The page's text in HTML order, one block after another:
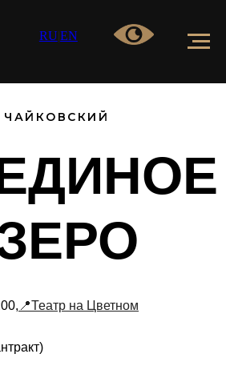
RU EN
ЧАЙКОВСКИЙ
📍Театр на Цветном